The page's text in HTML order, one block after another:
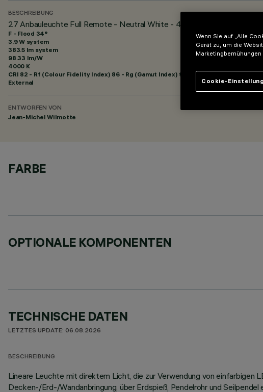
BESCHREIBUNG
27 Anbauleuchte Full Remote - Neutral White - 48Vdc - L=329mm -
F - Flood 34°
3.9 W system
383.5 lm system
98.33 lm/W
4000 K
CRI 82 - Rf (Colour Fidelity Index) 86 - Rg (Gamut Index) 95
External
ENTWORFEN VON
Jean-Michel Wilmotte
FARBE
OPTIONALE KOMPONENTEN
TECHNISCHE DATEN
LETZTES UPDATE: 06.08.2026
BESCHREIBUNG
Lineare Leuchte mit direktem Licht, die zur Verwendung von einfarbigen
Decken-/Erd-/Wandanbringung, über Erdspieß, Pendelrohr und
Wenn Sie auf „Alle
Gerät zu, um die
Cookie-